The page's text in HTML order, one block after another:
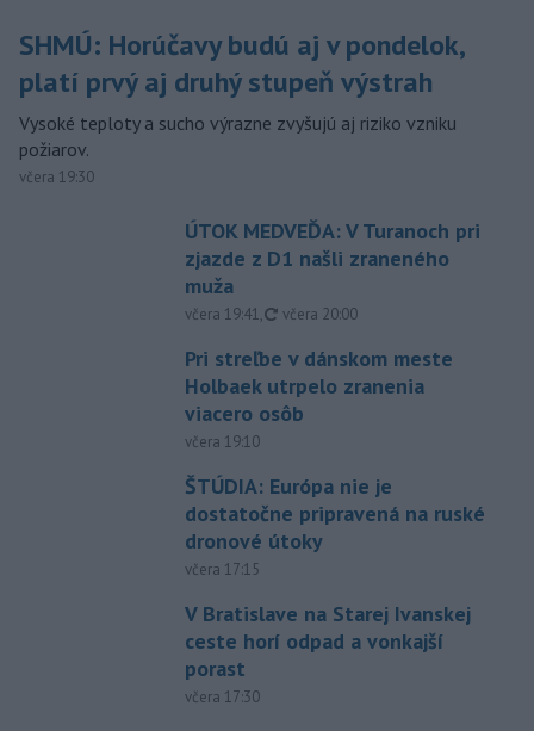
SHMÚ: Horúčavy budú aj v pondelok,
platí prvý aj druhý stupeň výstrah
Vysoké teploty a sucho výrazne zvyšujú aj riziko vzniku
požiarov.
včera 19:30
ÚTOK MEDVEĎA: V Turanoch pri
zjazde z D1 našli zraneného
muža
včera 19:41, aktualizované
včera 20:00
Pri streľbe v dánskom meste
Holbaek utrpelo zranenia
viacero osôb
včera 19:10
ŠTÚDIA: Európa nie je
dostatočne pripravená na ruské
dronové útoky
včera 17:15
V Bratislave na Starej Ivanskej
ceste horí odpad a vonkajší
porast
včera 17:30